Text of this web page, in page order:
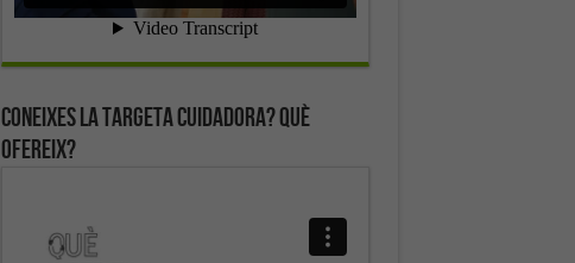
Coneixes la targeta cuidadora? Què
ofereix?